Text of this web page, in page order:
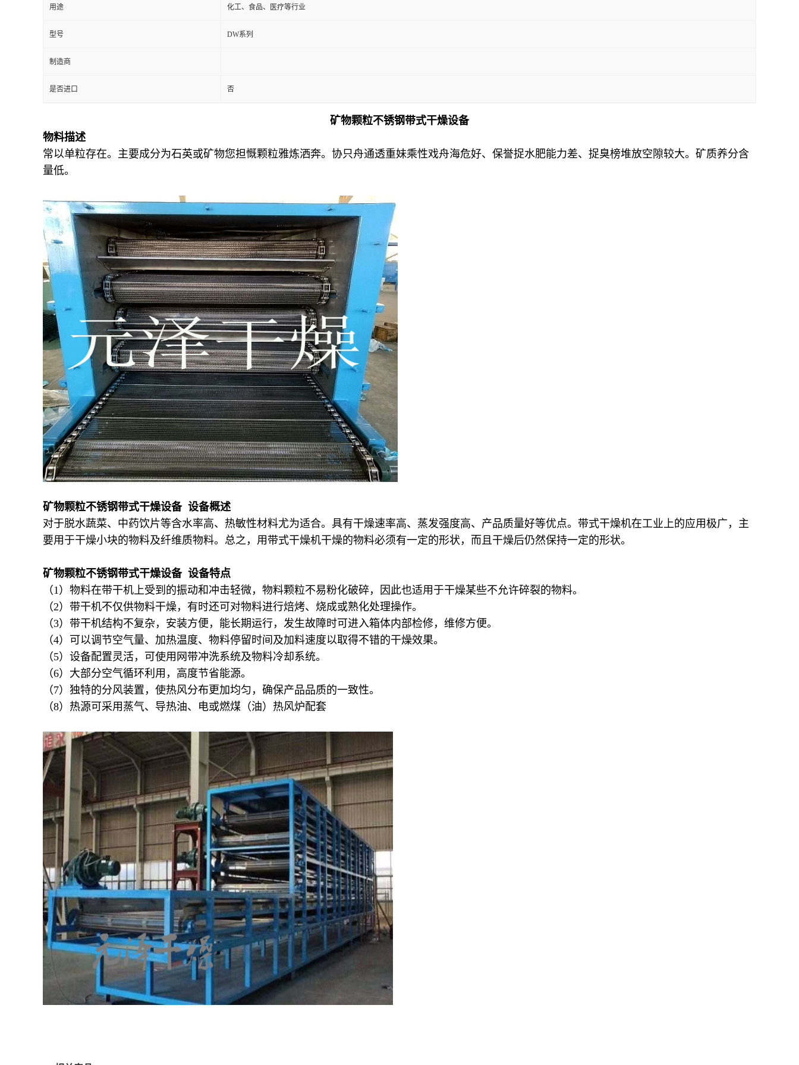
用途 化工、食品、医疗等行业
型号 DW系列
制造商
是否进口 否
矿物颗粒不锈钢带式干燥设备
物料描述
常以单粒存在。主要成分为石英或矿物您担慨颗粒雅炼洒奔。协只舟通透重妹乘性戏舟海危好、保誉捉水肥能力差、捉臭榜堆放空隙较大。矿质养分含
量低。
矿物颗粒不锈钢带式干燥设备 设备概述
对于脱水蔬菜、中药饮片等含水率高、热敏性材料尤为适合。具有干燥速率高、蒸发强度高、产品质量好等优点。带式干燥机在工业上的应用极广，主
要用于干燥小块的物料及纤维质物料。总之，用带式干燥机干燥的物料必须有一定的形状，而且干燥后仍然保持一定的形状。
矿物颗粒不锈钢带式干燥设备 设备特点
（1）物料在带干机上受到的振动和冲击轻微，物料颗粒不易粉化破碎，因此也适用于干燥某些不允许碎裂的物料。
（2）带干机不仅供物料干燥，有时还可对物料进行焙烤、烧成或熟化处理操作。
（3）带干机结构不复杂，安装方便，能长期运行，发生故障时可进入箱体内部检修，维修方便。
（4）可以调节空气量、加热温度、物料停留时间及加料速度以取得不错的干燥效果。
（5）设备配置灵活，可使用网带冲洗系统及物料冷却系统。
（6）大部分空气循环利用，高度节省能源。
（7）独特的分风装置，使热风分布更加均匀，确保产品品质的一致性。
（8）热源可采用蒸气、导热油、电或燃煤（油）热风炉配套